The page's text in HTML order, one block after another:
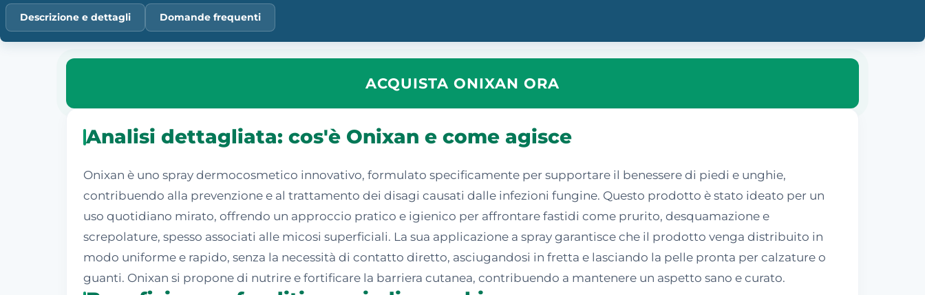
Descrizione e dettagli Domande frequenti
ACQUISTA ONIXAN ORA
Analisi dettagliata: cos'è Onixan e come agisce
Onixan è uno spray dermocosmetico innovativo, formulato specificamente per supportare il benessere di piedi e unghie,
contribuendo alla prevenzione e al trattamento dei disagi causati dalle infezioni fungine. Questo prodotto è stato ideato per un
uso quotidiano mirato, offrendo un approccio pratico e igienico per affrontare fastidi come prurito, desquamazione e
screpolature, spesso associati alle micosi superficiali. La sua applicazione a spray garantisce che il prodotto venga distribuito in
modo uniforme e rapido, senza la necessità di contatto diretto, asciugandosi in fretta e lasciando la pelle pronta per calzature o
guanti. Onixan si propone di nutrire e fortificare la barriera cutanea, contribuendo a mantenere un aspetto sano e curato.